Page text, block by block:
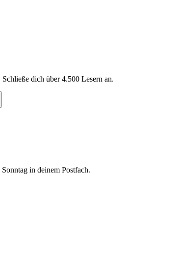
dich über4.500 Lesern an.
in deinem Postfach.